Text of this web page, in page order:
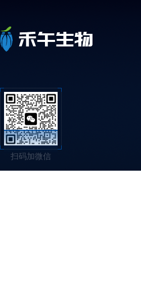
扫码加微信